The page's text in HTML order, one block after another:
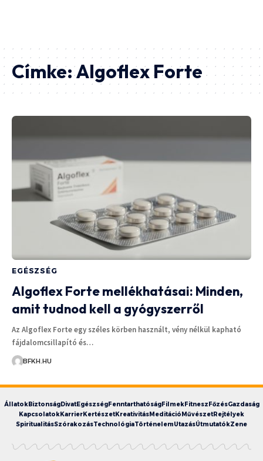
Címke:Algoflex Forte
EGÉSZSÉG
Algoflex Forte mellékhatásai: Minden,
amit tudnod kell a gyógyszerről
Az Algoflex Forte egy széles körben használt, vény nélkül kapható
fájdalomcsillapító és…
BFKH.HU
ÁllatokBiztonságDivatEgészségFenntarthatóságFilmekFitneszFőzésGazdaság
KapcsolatokKarrierKertészetKreativitásMeditációMűvészetRejtélyek
SpiritualitásSzórakozásTechnológiaTörténelemUtazásÚtmutatókZene